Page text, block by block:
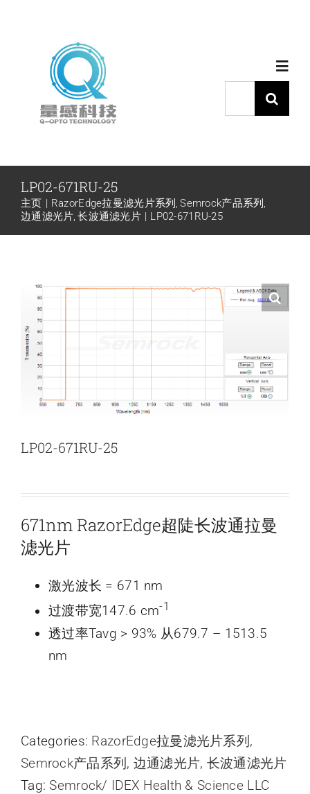
产品中心
代理品牌
下载中心
新闻和活动
关于量感
联系我们
索：
LP02-671RU-25
主页 RazorEdge拉曼滤光片系列 Semrock产品系列
边通滤光片 长波通滤光片 LP02-671RU-25
LP02-671RU-25
671nm RazorEdge超陡长波通拉曼
滤光片
激光波长 = 671 nm
过渡带宽147.6 cm-1
透过率Tavg > 93% 从679.7 – 1513.5
nm
Categories: RazorEdge拉曼滤光片系列 ,
Semrock产品系列 , 边通滤光片, 长波通滤光片
Tag:Semrock/ IDEX Health & Science LLC